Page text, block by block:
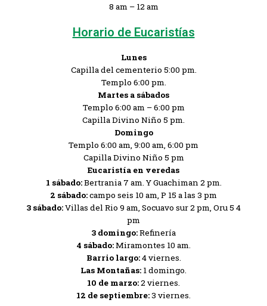
8 am – 12 am
Horario de Eucaristías
Lunes
Capilla del cementerio 5:00 pm.
Templo 6:00 pm.
Martes a sábados
Templo 6:00 am – 6:00 pm
Capilla Divino Niño 5 pm.
Domingo
Templo 6:00 am, 9:00 am, 6:00 pm
Capilla Divino Niño 5 pm
Eucaristía en veredas
1 sábado:Bertrania 7 am. Y Guachiman 2 pm.
2 sábado:campo seis 10 am, P 15 a las 3 pm
3 sábado:Villas del Rio 9 am, Socuavo sur 2 pm, Oru 5 4
pm
3 domingo:Refinería
4 sábado:Miramontes 10 am.
Barrio largo:4 viernes.
Las Montañas: 1 domingo.
10 de marzo:2 viernes.
12 de septiembre:3 viernes.